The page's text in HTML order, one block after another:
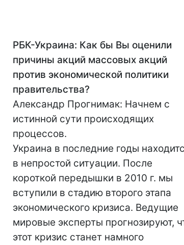
РБК-Украина: Как бы Вы оценили
причины акций массовых акций
против экономической политики
правительства?
Александр Прогнимак: Начнем с
истинной сути происходящих
процессов.
Украина в последние годы
в непростой ситуации. После
короткой передышки в 2010 г. мы
вступили в стадию второго этапа
экономического кризиса. Ведущие
мировые эксперты прогнозируют,
этот кризис станет намного